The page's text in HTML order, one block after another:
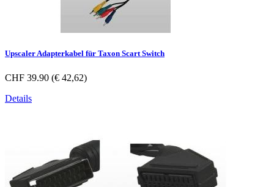
Upscaler Adapterkabel für Taxon Scart Switch
CHF 39.90 (€ 42,62)
Details